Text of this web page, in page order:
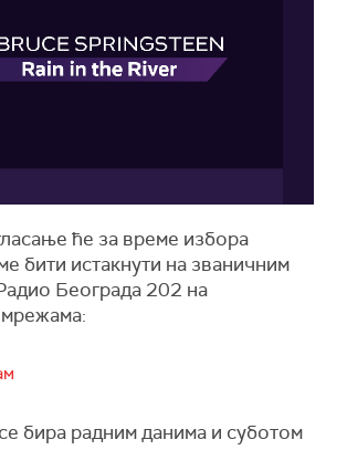
ће за време избора
бити истакнути на званичним
Београда 202 на
бира радним данима и суботом